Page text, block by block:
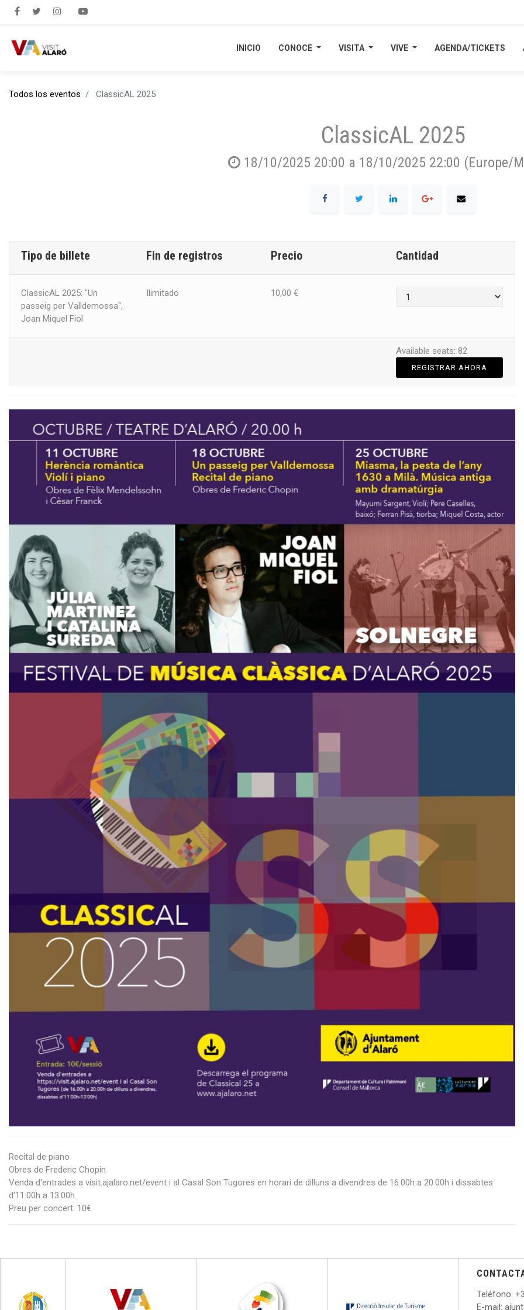
INICIO CONOCE VISITA VIVE AGENDA/TICKETS
INICIO CONOCE VISITA VIVE AGENDA/TICKETS
Todos los eventos ClassicAL 2025
ClassicAL 2025
18/10/2025 20:00 a 18/10/2025 22:00 (Europe/
Tipo de billete Fin de registros Precio Cantidad
ClassicAL 2025: "Un
passeig per Valldemossa",
Joan Miquel Fiol
Ilimitado 10,00 €
Available seats: 82
REGISTRAR AHORA
Recital de piano
Obres de Frederic Chopin
Venda d'entrades a visit.ajalaro.net/event i al Casal Son Tugores en horari de dilluns a divendres de 16.00h a 20.00h i dissabtes
d'11.00h a 13.00h.
Preu per concert: 10€
Teléfono: +
E-mail: